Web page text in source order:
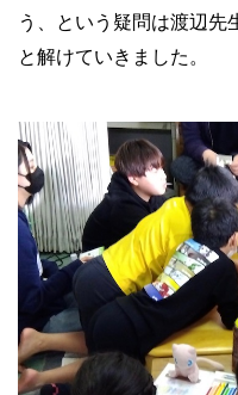
う、という疑問は渡辺先
と解けていきました。